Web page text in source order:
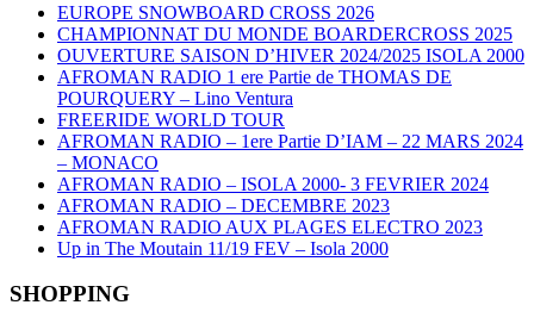
EUROPE SNOWBOARD CROSS 2026
CHAMPIONNAT DU MONDE BOARDERCROSS 2025
OUVERTURE SAISON D’HIVER 2024/2025 ISOLA 2000
AFROMAN RADIO 1 ere Partie de THOMAS DE
POURQUERY – Lino Ventura
FREERIDE WORLD TOUR
AFROMAN RADIO – 1ere Partie D’IAM – 22 MARS 2024
– MONACO
AFROMAN RADIO – ISOLA 2000- 3 FEVRIER 2024
AFROMAN RADIO – DECEMBRE 2023
AFROMAN RADIO AUX PLAGES ELECTRO 2023
Up in The Moutain 11/19 FEV – Isola 2000
SHOPPING